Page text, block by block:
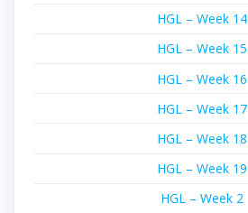
HGL – Week 14
HGL – Week 15
HGL – Week 16
HGL – Week 17
HGL – Week 18
HGL – Week 19
HGL – Week 2